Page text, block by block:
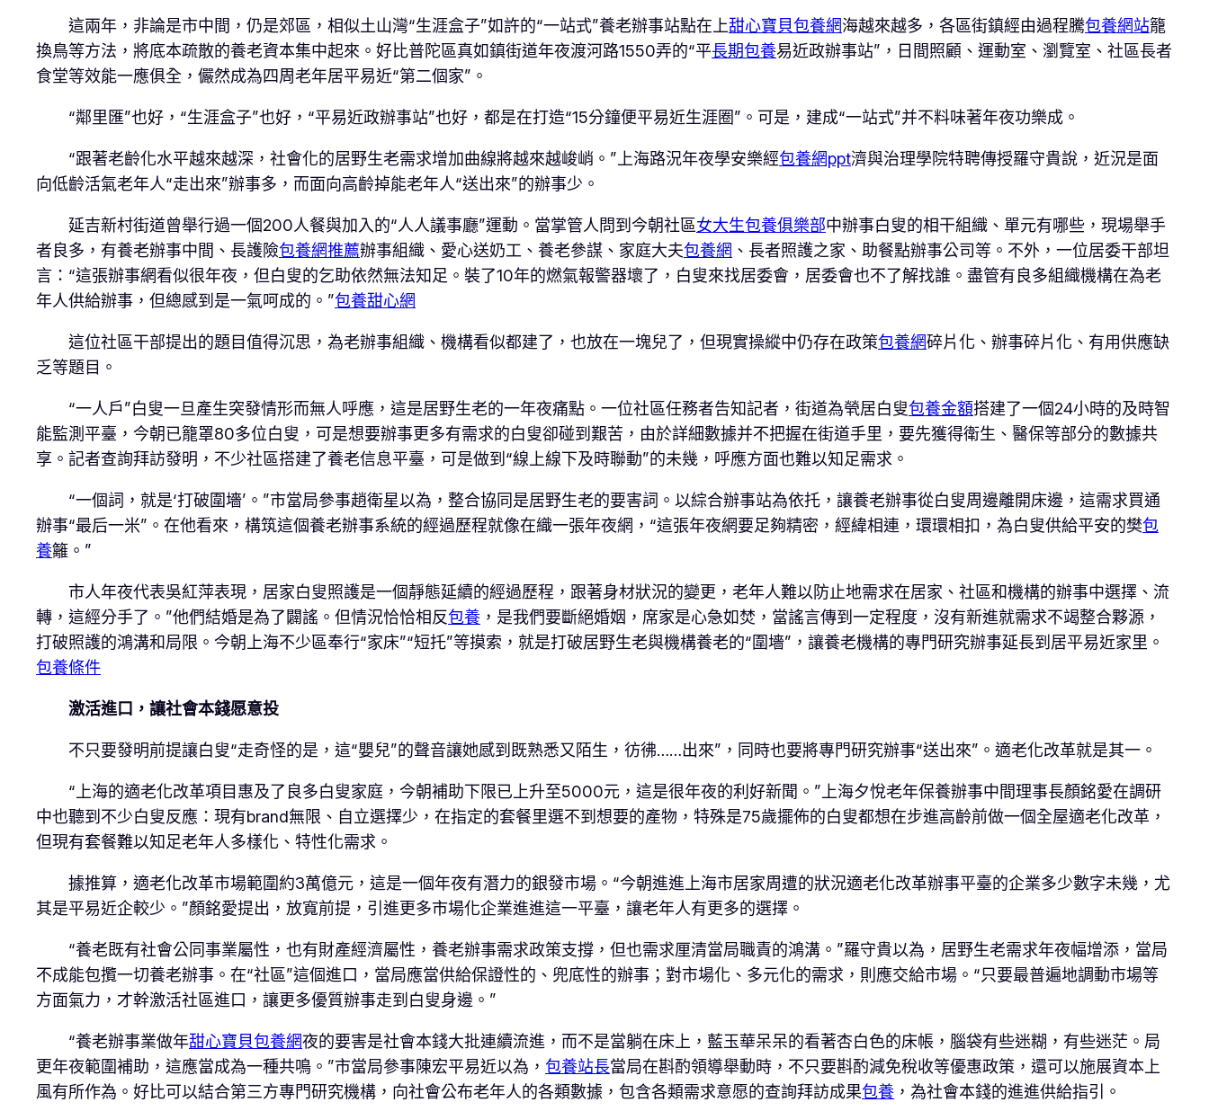
這兩年，非論是市中間，仍是郊區，相似土山灣“生涯盒子”如許的“一站式”養老辦事站點在上甜心寶貝包養網海越來越多，各區街鎮經由過程騰包養網站籠
換鳥等方法，將底本疏散的養老資本集中起來。好比普陀區真如鎮街道年夜渡河路1550弄的“平長期包養易近政辦事站”，日間照顧、運動室、瀏覽室、社區長者
食堂等效能一應俱全，儼然成為四周老年居平易近“第二個家”。
“鄰里匯”也好，“生涯盒子”也好，“平易近政辦事站”也好，都是在打造“15分鐘便平易近生涯圈”。可是，建成“一站式”并不料味著年夜功樂成。
“跟著老齡化水平越來越深，社會化的居野生老需求增加曲線將越來越峻峭。”上海路況年夜學安樂經包養網ppt濟與治理學院特聘傳授羅守貴說，近況是面
向低齡活氣老年人“走出來”辦事多，而面向高齡掉能老年人“送出來”的辦事少。
延吉新村街道曾舉行過一個200人餐與加入的“人人議事廳”運動。當掌管人問到今朝社區女大生包養俱樂部中辦事白叟的相干組織、單元有哪些，現場舉手
者良多，有養老辦事中間、長護險包養網推薦辦事組織、愛心送奶工、養老參謀、家庭大夫包養網 、長者照護之家、助餐點辦事公司等。不外，一位居委干部坦
言：“這張辦事網看似很年夜，但白叟的乞助依然無法知足。裝了10年的燃氣報警器壞了，白叟來找居委會，居委會也不了解找誰。盡管有良多組織機構在為老
年人供給辦事，但總感到是一氣呵成的。”包養甜心網
這位社區干部提出的題目值得沉思，為老辦事組織、機構看似都建了，也放在一塊兒了，但現實操縱中仍存在政策包養網碎片化、辦事碎片化、有用供應缺
乏等題目。
“一人戶”白叟一旦產生突發情形而無人呼應，這是居野生老的一年夜痛點。一位社區任務者告知記者，街道為煢居白叟包養金額搭建了一個24小時的及時智
能監測平臺，今朝已籠罩80多位白叟，可是想要辦事更多有需求的白叟卻碰到艱苦，由於詳細數據并不把握在街道手里，要先獲得衛生、醫保等部分的數據共
享。記者查詢拜訪發明，不少社區搭建了養老信息平臺，可是做到“線上線下及時聯動”的未幾，呼應方面也難以知足需求。
“一個詞，就是‘打破圍墻’。”市當局參事趙衛星以為，整合協同是居野生老的要害詞。以綜合辦事站為依托，讓養老辦事從白叟周邊離開床邊，這需求買通
辦事“最后一米”。在他看來，構筑這個養老辦事系統的經過歷程就像在織一張年夜網，“這張年夜網要足夠精密，經緯相連，環環相扣，為白叟供給平安的樊包
養籬。”
市人年夜代表吳紅萍表現，居家白叟照護是一個靜態延續的經過歷程，跟著身材狀況的變更，老年人難以防止地需求在居家、社區和機構的辦事中選擇、流
轉，這經分手了。”他們結婚是為了闢謠。但情況恰恰相反包養 ，是我們要斷絕婚姻，席家是心急如焚，當謠言傳到一定程度，沒有新進就需求不竭整合夥源，
打破照護的鴻溝和局限。今朝上海不少區奉行“家床”“短托”等摸索，就是打破居野生老與機構養老的“圍墻”，讓養老機構的專門研究辦事延長到居平易近家里。
包養條件
激活進口，讓社會本錢愿意投
不只要發明前提讓白叟“走奇怪的是，這“嬰兒”的聲音讓她感到既熟悉又陌生，彷彿……出來”，同時也要將專門研究辦事“送出來”。適老化改革就是其一。
“上海的適老化改革項目惠及了良多白叟家庭，今朝補助下限已上升至5000元，這是很年夜的利好新聞。”上海夕悅老年保養辦事中間理事長顏銘愛在調研
中也聽到不少白叟反應：現有brand無限、自立選擇少，在指定的套餐里選不到想要的產物，特殊是75歲擺佈的白叟都想在步進高齡前做一個全屋適老化改革，
但現有套餐難以知足老年人多樣化、特性化需求。
據推算，適老化改革市場範圍約3萬億元，這是一個年夜有潛力的銀發市場。“今朝進進上海市居家周遭的狀況適老化改革辦事平臺的企業多少數字未幾，尤
其是平易近企較少。”顏銘愛提出，放寬前提，引進更多市場化企業進進這一平臺，讓老年人有更多的選擇。
“養老既有社會公同事業屬性，也有財產經濟屬性，養老辦事需求政策支撐，但也需求厘清當局職責的鴻溝。”羅守貴以為，居野生老需求年夜幅增添，當局
不成能包攬一切養老辦事。在“社區”這個進口，當局應當供給保證性的、兜底性的辦事；對市場化、多元化的需求，則應交給市場。“只要最普遍地調動市場等
方面氣力，才幹激活社區進口，讓更多優質辦事走到白叟身邊。”
“養老辦事業做年甜心寶貝包養網夜的要害是社會本錢大批連續流進，而不是當躺在床上，藍玉華呆呆的看著杏白色的床帳，腦袋有些迷糊，有些迷茫。局
更年夜範圍補助，這應當成為一種共鳴。”市當局參事陳宏平易近以為， 包養站長當局在斟酌領導舉動時，不只要斟酌減免稅收等優惠政策，還可以施展資本上
風有所作為。好比可以結合第三方專門研究機構，向社會公布老年人的各類數據，包含各類需求意愿的查詢拜訪成果包養 ，為社會本錢的進進供給指引。